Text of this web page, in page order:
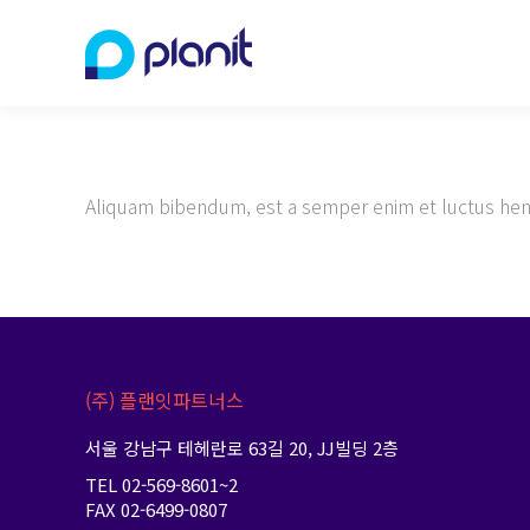
Aliquam bibendum, est a semper enim et luctus
(주) 플랜잇파트너스
서울 강남구 테헤란로 63길 20, JJ빌딩 2층
TEL 02-569-8601~2
FAX 02-6499-0807